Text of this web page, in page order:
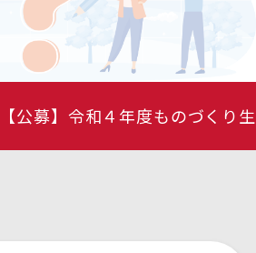
【公募】令和４年度ものづく